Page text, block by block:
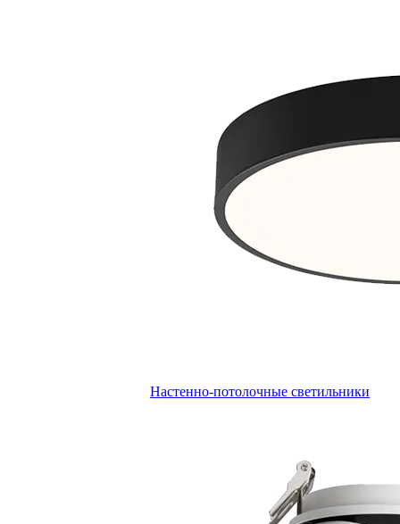
Настенно-потолочные светильники